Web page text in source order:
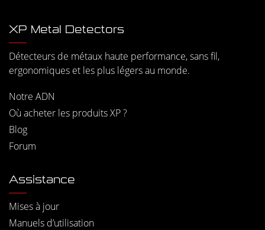
XP Metal Detectors
Détecteurs de métaux haute performance, sans fil,
ergonomiques et les plus légers au monde.
Notre ADN
Où acheter les produits XP ?
Blog
Forum
Assistance
Mises à jour
Manuels d’utilisation